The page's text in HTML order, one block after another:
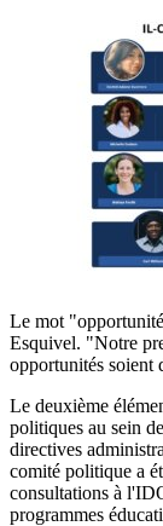
Le mot
Esquivel. "Notre
opportunités soient
Le deuxième
politiques au sein
directives
comité politique a
consultations à
programmes